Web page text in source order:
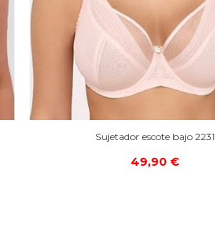
Sujetador escote bajo 2231
49,90 €